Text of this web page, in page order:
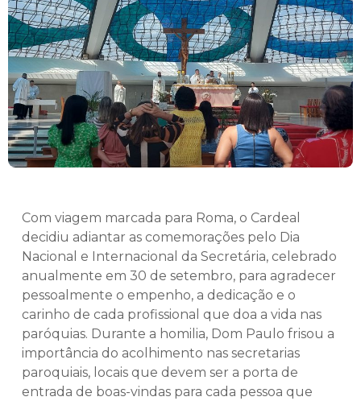
Com viagem marcada para Roma, o Cardeal
decidiu adiantar as comemorações pelo Dia
Nacional e Internacional da Secretária, celebrado
anualmente em 30 de setembro, para agradecer
pessoalmente o empenho, a dedicação e o
carinho de cada profissional que doa a vida nas
paróquias. Durante a homilia, Dom Paulo frisou a
importância do acolhimento nas secretarias
paroquiais, locais que devem ser a porta de
entrada de boas-vindas para cada pessoa que